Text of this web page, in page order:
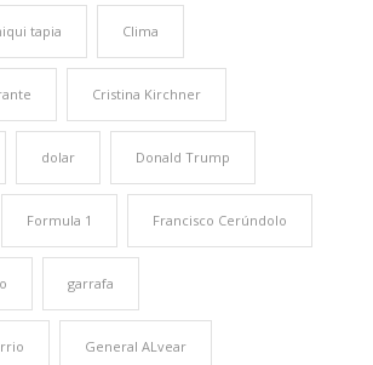
tapia Clima
Cristina Kirchner
dolar Donald Trump
Formula 1 Francisco Cerúndolo
garrafa
General ALvear